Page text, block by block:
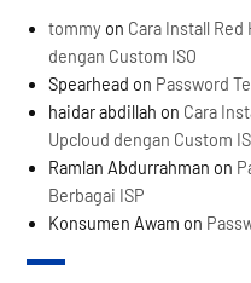
tommy on Cara Install
dengan Custom ISO
Spearhead on Password
haidar abdillah on Cara
Upcloud dengan Custom
Ramlan Abdurrahman on
Berbagai ISP
Konsumen Awam on